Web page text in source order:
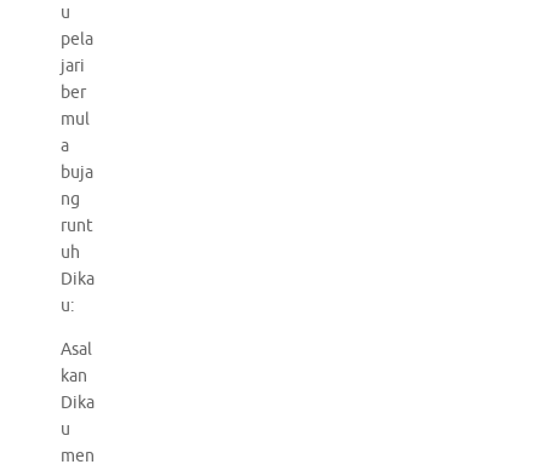
u
pela
jari
ber
mul
a
buja
ng
runt
uh
Dika
u:
Asal
kan
Dika
u
men